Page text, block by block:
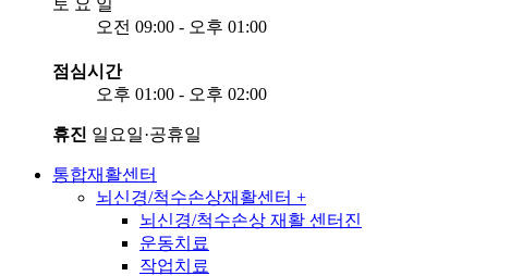
오전 09:00 - 오후 01:00
점심시간
오후 01:00 - 오후 02:00
휴진 일요일·공휴일
통합재활센터
뇌신경/척수손상재활센터 +
뇌신경/척수손상 재활 센터진
운동치료
작업치료